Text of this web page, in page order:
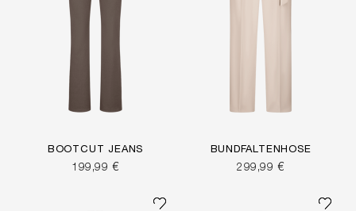
BOOTCUT JEANS
199,99 €
BUNDFALTENHOSE
299,99 €